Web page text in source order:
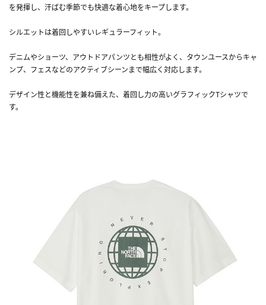
を発揮し、汗ばむ季節でも快適な着心地をキープします。
シルエットは着回しやすいレギュラーフィット。
デニムやショーツ、アウトドアパンツとも相性がよく、タウンユースからキャ
ンプ、フェスなどのアクティブシーンまで幅広く対応します。
デザイン性と機能性を兼ね備えた、着回し力の高いグラフィックTシャツで
す。